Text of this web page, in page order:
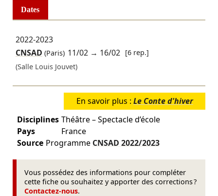
Dates
2022-2023
CNSAD (Paris) 11/02 → 16/02 [6 rep.]
(Salle Louis Jouvet)
En savoir plus : Le Conte d'hiver
Disciplines Théâtre – Spectacle d’école
Pays
France
Source Programme CNSAD 2022/2023
Vous possédez des informations pour compléter
cette fiche ou souhaitez y apporter des corrections ?
Contactez-nous.